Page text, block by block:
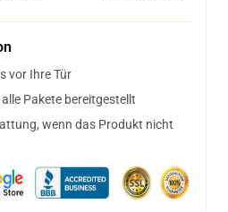
vor Ihre Tür
Pakete bereitgestellt
wenn das Produkt nicht